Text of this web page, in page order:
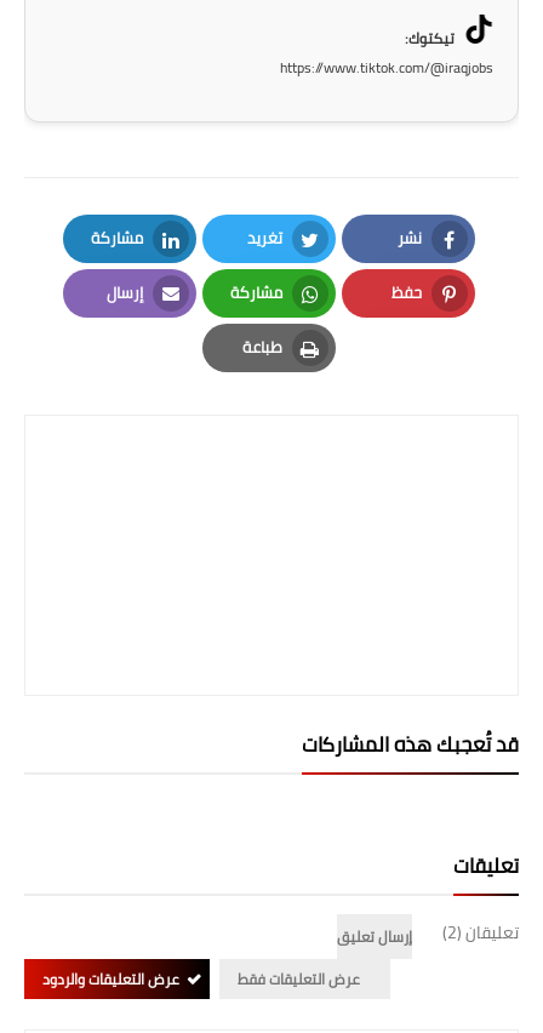
مرشحات
المرحلة المتوسطة
المرحلة الاعدادية
كتب مدرسية
المرحلة الاعدادية
مواضيع انشاء
تيكتوك:
https://www.tiktok.com/@iraqjobs
نشر
Facebook
تغريد
Twitter
مشاركة
LinkedIn
حفظ
Pinterest
مشاركة
Whatsapp
إرسال
Email
طباعة
Print
قد تُعجبك هذه المشاركات
تعليقات
تعليقان (2)
إرسال تعليق
عرض التعليقات فقط
عرض التعليقات والردود